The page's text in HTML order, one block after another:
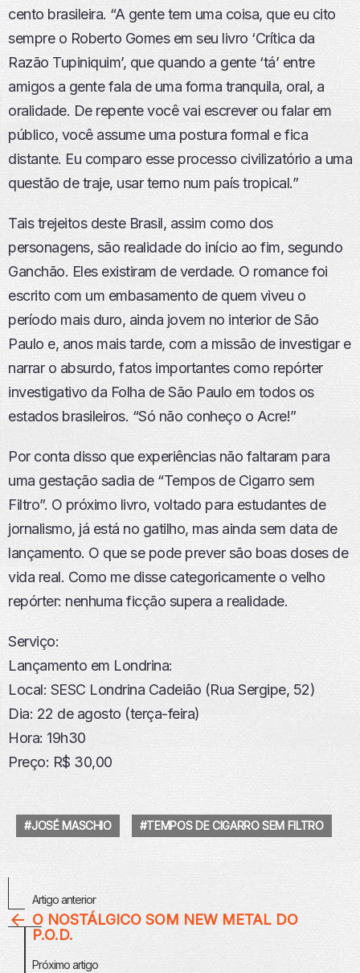
cento brasileira. “A gente tem uma coisa, que eu cito
sempre o Roberto Gomes em seu livro ‘Crítica da
Razão Tupiniquim’, que quando a gente ‘tá’ entre
amigos a gente fala de uma forma tranquila, oral, a
oralidade. De repente você vai escrever ou falar em
público, você assume uma postura formal e fica
distante. Eu comparo esse processo civilizatório a uma
questão de traje, usar terno num país tropical.”
Tais trejeitos deste Brasil, assim como dos
personagens, são realidade do início ao fim, segundo
Ganchão. Eles existiram de verdade. O romance foi
escrito com um embasamento de quem viveu o
período mais duro, ainda jovem no interior de São
Paulo e, anos mais tarde, com a missão de investigar e
narrar o absurdo, fatos importantes como repórter
investigativo da Folha de São Paulo em todos os
estados brasileiros. “Só não conheço o Acre!”
Por conta disso que experiências não faltaram para
uma gestação sadia de “Tempos de Cigarro sem
Filtro”. O próximo livro, voltado para estudantes de
jornalismo, já está no gatilho, mas ainda sem data de
lançamento. O que se pode prever são boas doses de
vida real. Como me disse categoricamente o velho
repórter: nenhuma ficção supera a realidade.
Serviço:
Lançamento em Londrina:
Local: SESC Londrina Cadeião (Rua Sergipe, 52)
Dia: 22 de agosto (terça-feira)
Hora: 19h30
Preço: R$ 30,00
JOSÉ MASCHIO TEMPOS DE CIGARRO SEM FILTRO
MaisArtigo anterior
O NOSTÁLGICO SOM NEW METAL DO
P.O.D.
Próximo artigo